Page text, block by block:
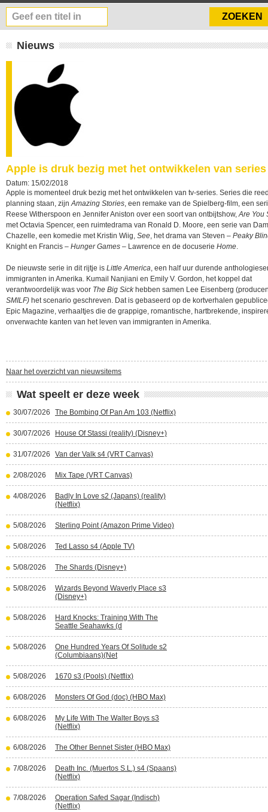
Nieuws
Apple is druk bezig met het ontwikkelen van series
Datum: 15/02/2018
Apple is momenteel druk bezig met het ontwikkelen van tv-series. Series die
planning staan, zijnAmazing Stories, een remake van de Spielberg-film, een
Reese Witherspoon en Jennifer Aniston over een soort van ontbijtshow,Are You
met Octavia Spencer, een ruimtedrama van Ronald D. Moore, een serie van
Chazelle, een komedie met Kristin Wiig, See, het drama van Steven – Peaky
Knight en Francis – Hunger Games – Lawrence en de docuserie Home.
De nieuwste serie in dit rijtje is Little America, een half uur durende
immigranten in Amerika. Kumail Nanjiani en Emily V. Gordon, het koppel dat
verantwoordelijk was voor The Big Sickhebben samen Lee Eisenberg
SMILF) het scenario geschreven. Dat is gebaseerd op de kortverhalen
Epic Magazine, verhaaltjes die de grappige, romantische, hartbrekende,
onverwachte kanten van het leven van immigranten in Amerika.
Naar het overzicht van nieuwsitems
Wat speelt er deze week
30/07/2026 The Bombing Of Pan Am 103 (Netflix)
30/07/2026 House Of Stassi (reality) (Disney+)
31/07/2026 Van der Valk s4 (VRT Canvas)
2/08/2026 Mix Tape (VRT Canvas)
4/08/2026
Badly In Love s2 (Japans) (reality)
(Netflix)
5/08/2026 Sterling Point (Amazon Prime Video)
5/08/2026 Ted Lasso s4 (Apple TV)
5/08/2026 The Shards (Disney+)
5/08/2026
Wizards Beyond Waverly Place s3
(Disney+)
5/08/2026
Hard Knocks: Training With The
Seattle Seahawks (d
5/08/2026
One Hundred Years Of Solitude s2
(Columbiaans)(Net
5/08/2026 1670 s3 (Pools) (Netflix)
6/08/2026 Monsters Of God (doc) (HBO Max)
6/08/2026
My Life With The Walter Boys s3
(Netflix)
6/08/2026 The Other Bennet Sister (HBO Max)
7/08/2026
Death Inc. (Muertos S.L.) s4 (Spaans)
(Netflix)
7/08/2026
Operation Safed Sagar (Indisch)
(Netflix)